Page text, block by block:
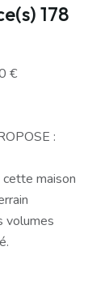
178
€
:
maison
volumes